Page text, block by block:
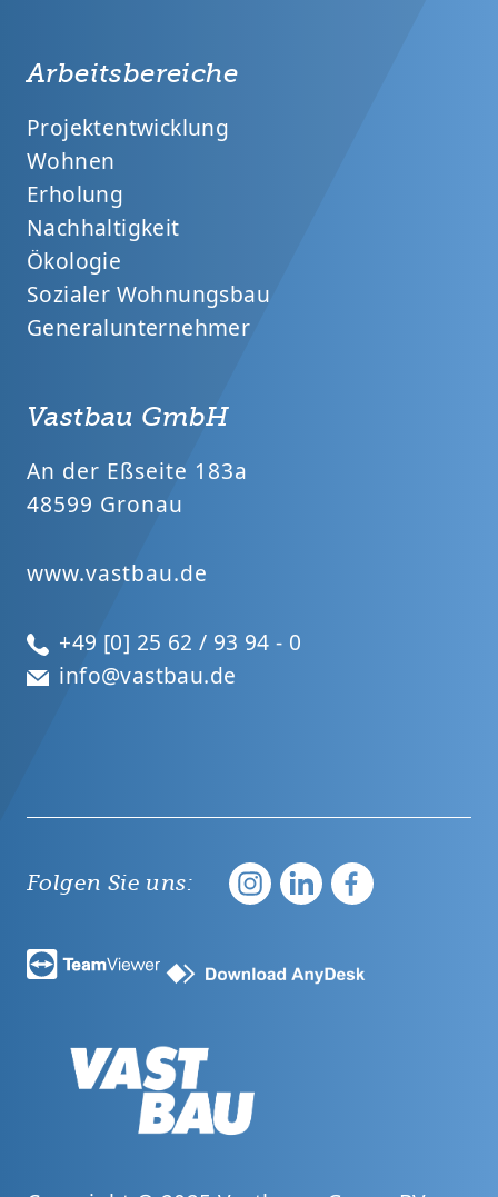
Arbeitsbereiche
Projektentwicklung
Wohnen
Erholung
Nachhaltigkeit
Ökologie
Sozialer Wohnungsbau
Generalunternehmer
Vastbau GmbH
An der Eßseite 183a
48599 Gronau
www.vastbau.de
+49 [0] 25 62 / 93 94 - 0
info@vastbau.de
Folgen Sie uns: